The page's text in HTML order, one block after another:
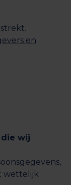
en
wij
wettelijk